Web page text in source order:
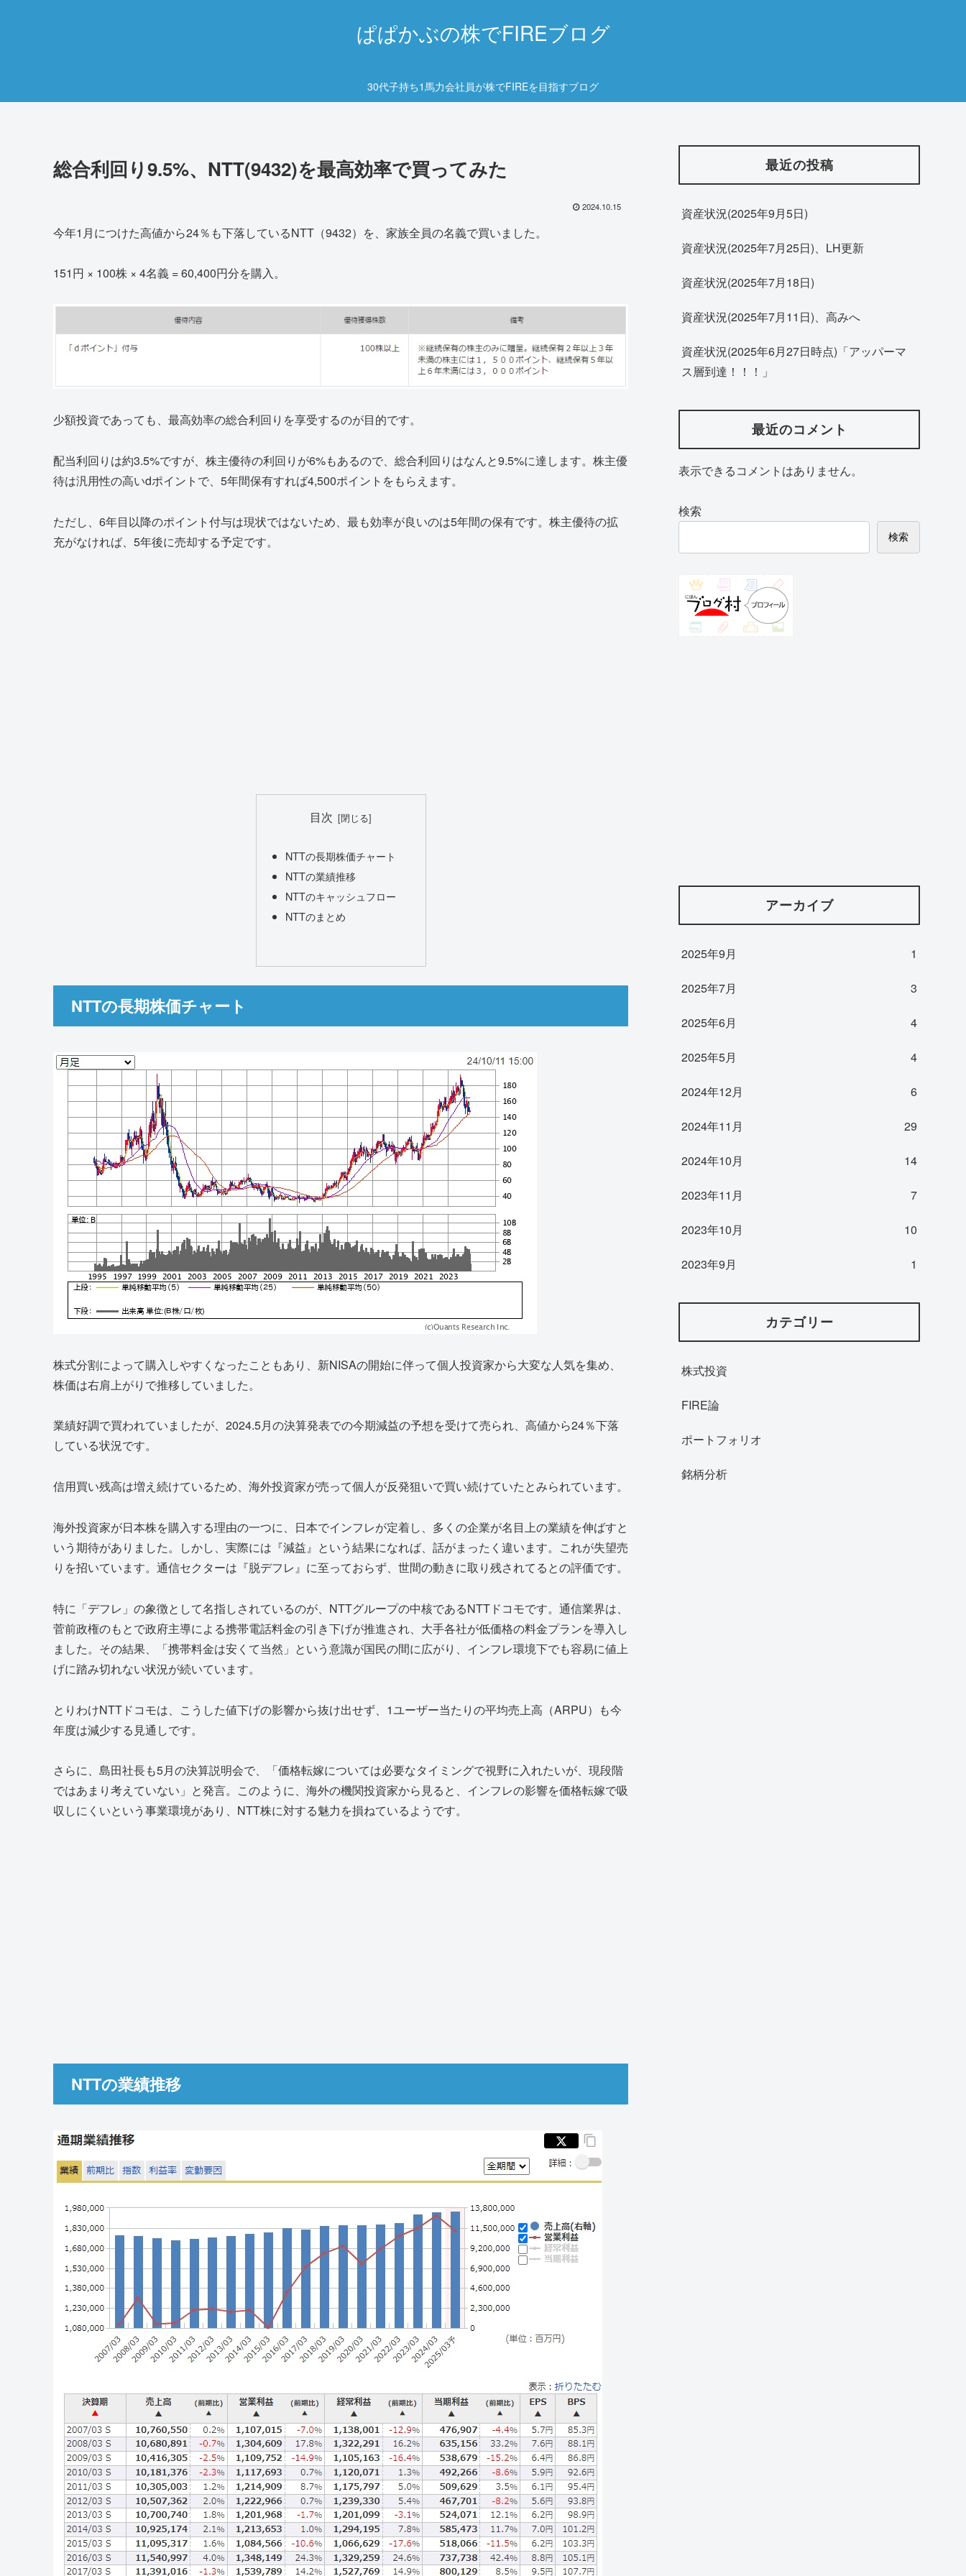
ぱぱかぶの株でFIREブログ
30代子持ち1馬力会社員が株でFIREを目指すブログ
総合利回り9.5%、NTT(9432)を最高効率で買ってみた
2024.10.15
今年1月につけた高値から24％も下落しているNTT（9432）を、家族全員の名義で買いました。
151円 × 100株 × 4名義 = 60,400円分を購入。
少額投資であっても、最高効率の総合利回りを享受するのが目的です。
配当利回りは約3.5%ですが、株主優待の利回りが6%もあるので、総合利回りはなんと9.5%に達します。株主優
待は汎用性の高いdポイントで、5年間保有すれば4,500ポイントをもらえます。
ただし、6年目以降のポイント付与は現状ではないため、最も効率が良いのは5年間の保有です。株主優待の拡
充がなければ、5年後に売却する予定です。
目次
NTTの長期株価チャート
NTTの業績推移
NTTのキャッシュフロー
NTTのまとめ
NTTの長期株価チャート
株式分割によって購入しやすくなったこともあり、新NISAの開始に伴って個人投資家から大変な人気を集め、
株価は右肩上がりで推移していました。
業績好調で買われていましたが、2024.5月の決算発表での今期減益の予想を受けて売られ、高値から24％下落
している状況です。
信用買い残高は増え続けているため、海外投資家が売って個人が反発狙いで買い続けていたとみられています。
海外投資家が日本株を購入する理由の一つに、日本でインフレが定着し、多くの企業が名目上の業績を伸ばすと
いう期待がありました。しかし、実際には『減益』という結果になれば、話がまったく違います。これが失望売
りを招いています。通信セクターは『脱デフレ』に至っておらず、世間の動きに取り残されてるとの評価です。
特に「デフレ」の象徴として名指しされているのが、NTTグループの中核であるNTTドコモです。通信業界は、
菅前政権のもとで政府主導による携帯電話料金の引き下げが推進され、大手各社が低価格の料金プランを導入し
ました。その結果、「携帯料金は安くて当然」という意識が国民の間に広がり、インフレ環境下でも容易に値上
げに踏み切れない状況が続いています。
とりわけNTTドコモは、こうした値下げの影響から抜け出せず、1ユーザー当たりの平均売上高（ARPU）も今
年度は減少する見通しです。
さらに、島田社長も5月の決算説明会で、「価格転嫁については必要なタイミングで視野に入れたいが、現段階
ではあまり考えていない」と発言。このように、海外の機関投資家から見ると、インフレの影響を価格転嫁で吸
収しにくいという事業環境があり、NTT株に対する魅力を損ねているようです。
NTTの業績推移
最近の投稿
資産状況(2025年9月5日)
資産状況(2025年7月25日)、LH更新
資産状況(2025年7月18日)
資産状況(2025年7月11日)、高みへ
資産状況(2025年6月27日時点)「アッパーマ
ス層到達！！！」
最近のコメント
表示できるコメントはありません。
検索
検索
アーカイブ
2025年9月 1
2025年7月 3
2025年6月 4
2025年5月 4
2024年12月 6
2024年11月 29
2024年10月 14
2023年11月 7
2023年10月 10
2023年9月 1
カテゴリー
株式投資
FIRE論
ポートフォリオ
銘柄分析